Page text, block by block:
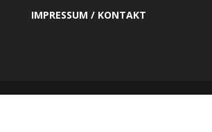
IMPRESSUM / KONTAKT